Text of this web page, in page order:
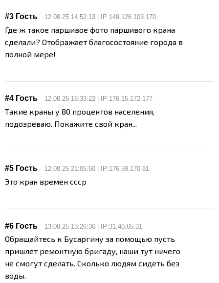
#3 Гость 12.08.25 14:52:13 | IP:149.126.103.170
Где ж такое паршивое фото паршивого крана
сделали? Отображает благосостояние города в
полной мере!
#4 Гость 12.08.25 16:33:22 | IP:176.15.172.177
Такие краны у 80 процентов населения,
подозреваю. Покажите свой кран...
#5 Гость 12.08.25 21:05:50 | IP:176.59.170.81
Это кран времен ссср
#6 Гость 13.08.25 13:26:36 | IP:31.40.65.31
Обращайтесь к Бусаргину за помощью пусть
пришлёт ремонтную бригаду, наши тут ничего
не смогут сделать. Сколько людям сидеть без
воды.